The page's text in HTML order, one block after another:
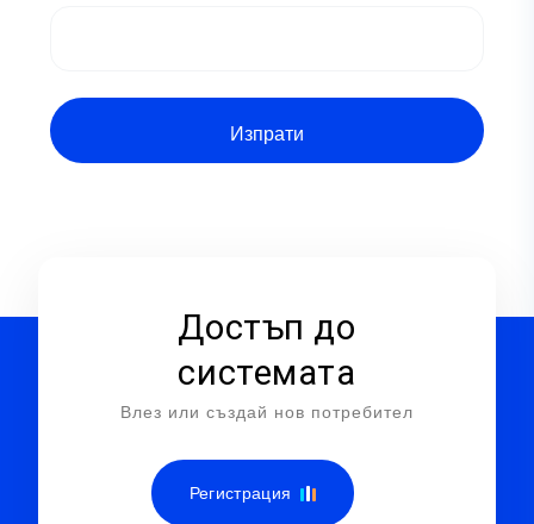
Достъп до
системата
Влез или създай нов потребител
Регистрация